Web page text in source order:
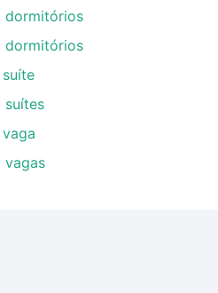
e conte com a gente para
dormitórios
dormitórios
suítes
vagas